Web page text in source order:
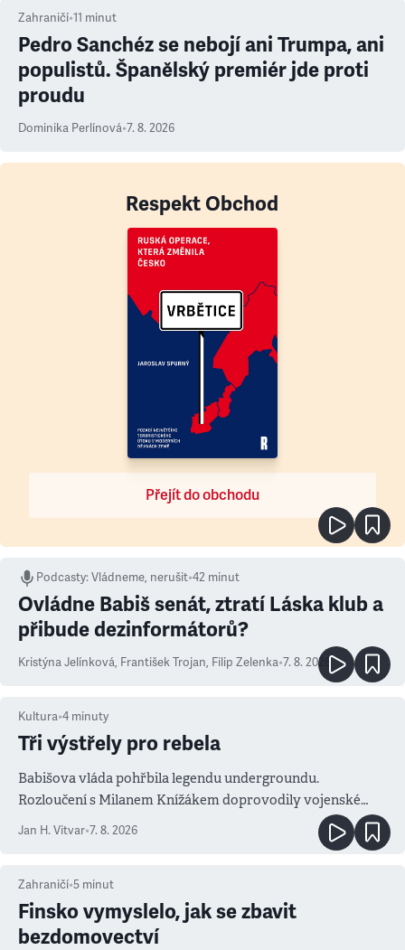
Zahraničí•11 minut
Pedro Sanchéz se nebojí ani Trumpa, ani
populistů. Španělský premiér jde proti
proudu
Dominika Perlínová•7. 8. 2026
Respekt Obchod
Přejít do obchodu
Podcasty:Vládneme, nerušit•42 minut
Ovládne Babiš senát, ztratí Láska klub a
přibude dezinformátorů?
Kristýna Jelínková, František Trojan, Filip Zelenka•7. 8. 2026
Kultura•4 minuty
Tři výstřely pro rebela
Babišova vláda pohřbila legendu undergroundu.
Rozloučení s Milanem Knížákem doprovodily vojenské
salvy i kritika pokrokářů
Jan H. Vitvar•7. 8. 2026
Zahraničí•5 minut
Finsko vymyslelo, jak se zbavit
bezdomovectví